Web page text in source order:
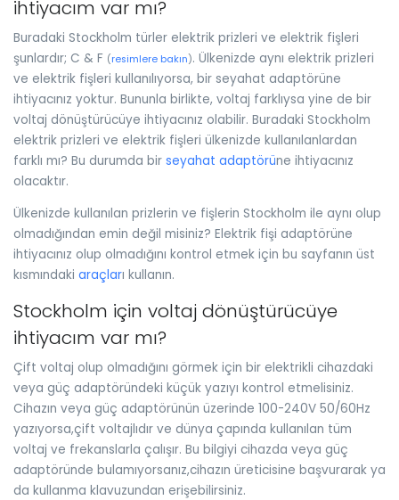
ihtiyacım var mı?
Buradaki Stockholm türler elektrik prizleri ve elektrik fişleri
şunlardır; C & F (resimlere bakın). Ülkenizde aynı elektrik prizleri
ve elektrik fişleri kullanılıyorsa, bir seyahat adaptörüne
ihtiyacınız yoktur. Bununla birlikte, voltaj farklıysa yine de bir
voltaj dönüştürücüye ihtiyacınız olabilir. Buradaki Stockholm
elektrik prizleri ve elektrik fişleri ülkenizde kullanılanlardan
farklı mı? Bu durumda bir seyahat adaptörüne ihtiyacınız
olacaktır.
Ülkenizde kullanılan prizlerin ve fişlerin Stockholm ile aynı olup
olmadığından emin değil misiniz? Elektrik fişi adaptörüne
ihtiyacınız olup olmadığını kontrol etmek için bu sayfanın üst
kısmındaki araçları kullanın.
Stockholm için voltaj dönüştürücüye
ihtiyacım var mı?
Çift voltaj olup olmadığını görmek için bir elektrikli cihazdaki
veya güç adaptöründeki küçük yazıyı kontrol etmelisiniz.
Cihazın veya güç adaptörünün üzerinde 100-240V 50/60Hz
yazıyorsa,çift voltajlıdır ve dünya çapında kullanılan tüm
voltaj ve frekanslarla çalışır. Bu bilgiyi cihazda veya güç
adaptöründe bulamıyorsanız,cihazın üreticisine başvurarak ya
da kullanma klavuzundan erişebilirsiniz.